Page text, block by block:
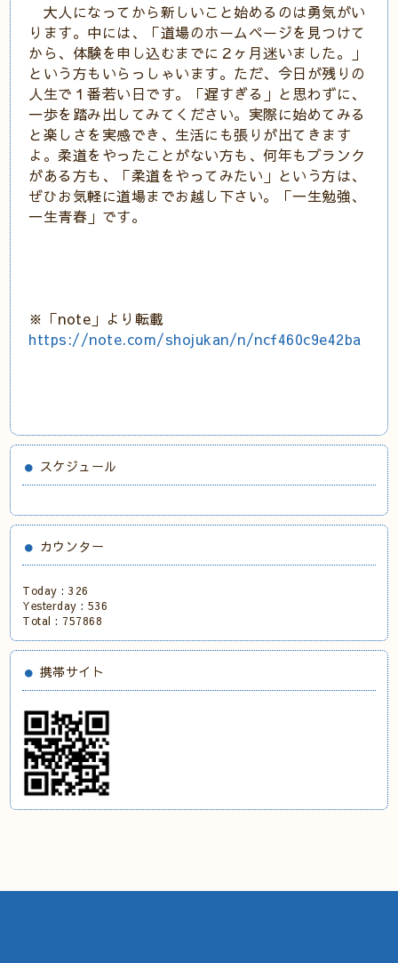
大人になってから新しいこと始めるのは勇気がい
ります。中には、「道場のホームページを見つけて
から、体験を申し込むまでに２ヶ月迷いました。」
という方もいらっしゃいます。ただ、今日が残りの
人生で１番若い日です。「遅すぎる」と思わずに、
一歩を踏み出してみてください。実際に始めてみる
と楽しさを実感でき、生活にも張りが出てきます
よ。柔道をやったことがない方も、何年もブランク
がある方も、「柔道をやってみたい」という方は、
ぜひお気軽に道場までお越し下さい。「一生勉強、
一生青春」です。
※「note」より転載
https://note.com/shojukan/n/ncf460c9e42ba
スケジュール
カウンター
Today :326
Yesterday :536
Total : 757868
携帯サイト